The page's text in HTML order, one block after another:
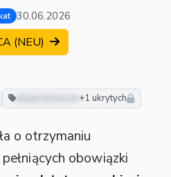
30.06.2026
(NEU)
akcjonariusze +1 ukrytych
o otrzymaniu
obowiązki